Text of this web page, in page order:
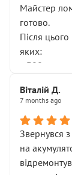
Майстер
готово.
Після
яких:
• 300 грн —
НЕ
послуга.
зауваження
лише
Віталій Д.
7 months ago
Звернувся
на